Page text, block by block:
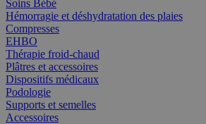
Soins Bébé
Hémorragie et déshydratation des plaies
Compresses
EHBO
Thérapie froid-chaud
Plâtres et accessoires
Dispositifs médicaux
Podologie
Supports et semelles
Accessoires